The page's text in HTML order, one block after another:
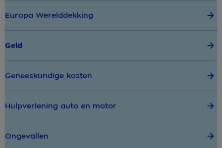
Europa Werelddekking
Geld
Geneeskundige kosten
Hulpverlening auto en motor
Ongevallen